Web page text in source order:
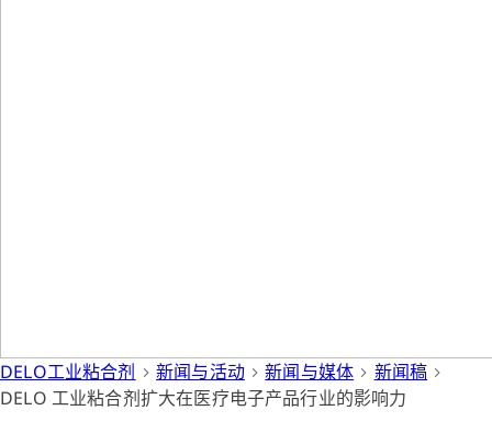
DELO工业粘合剂 新闻与活动 新闻与媒体
新闻稿
DELO 工业粘合剂扩大在医疗电子产品行业的影响力